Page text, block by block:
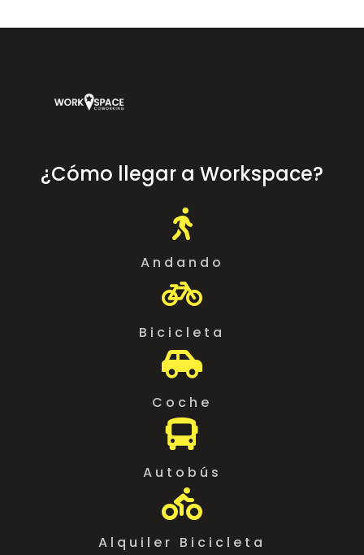
¿Cómo llegar a Workspace?

Andando

Bicicleta

Coche

Autobús

Alquiler Bicicleta